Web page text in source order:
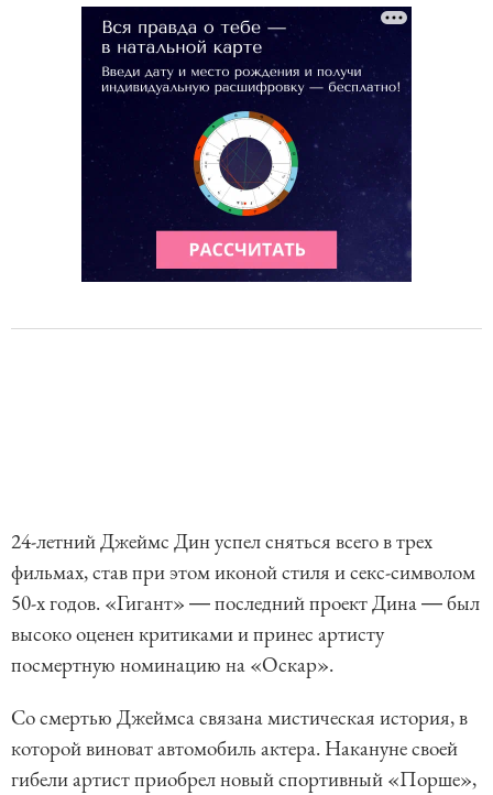
24-летний Джеймс Дин успел сняться всего в трех
фильмах, став при этом иконой стиля и секс-символом
50-х годов. «Гигант» ― последний проект Дина ― был
высоко оценен критиками и принес артисту
посмертную номинацию на «Оскар».
Со смертью Джеймса связана мистическая история, в
которой виноват автомобиль актера. Накануне своей
гибели артист приобрел новый спортивный «Порше»,